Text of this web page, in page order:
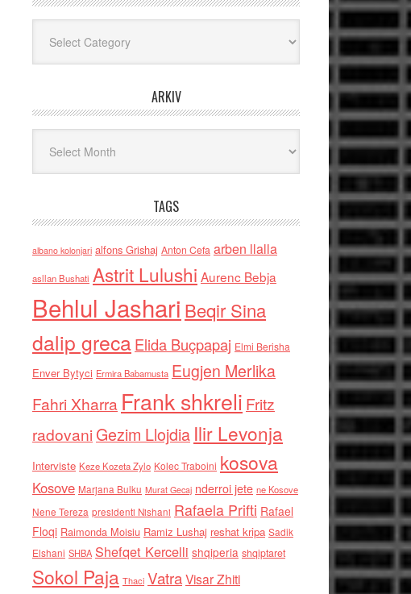
ARKIV
TAGS
albano kolonjari alfons Grishaj Anton Cefa arben llalla
asllan Bushati Astrit Lulushi Aurenc Bebja
Behlul Jashari Beqir Sina
dalip grecaElida Buçpapaj Elmi Berisha
Enver Bytyci Ermira Babamusta Eugjen Merlika
Fahri Xharra Frank shkreli Fritz
radovaniGezim Llojdia Ilir Levonja
Interviste Keze Kozeta Zylo Kolec Traboini kosova
Kosove Marjana Bulku Murat Gecaj nderroi jete ne Kosove
Nene Tereza presidenti Nishani Rafaela Prifti Rafael
Floqi Raimonda Moisiu Ramiz Lushaj reshat kripa Sadik
Elshani SHBA Shefqet Kercelli shqiperia shqiptaret
Sokol Paja Thaci VatraVisar Zhiti